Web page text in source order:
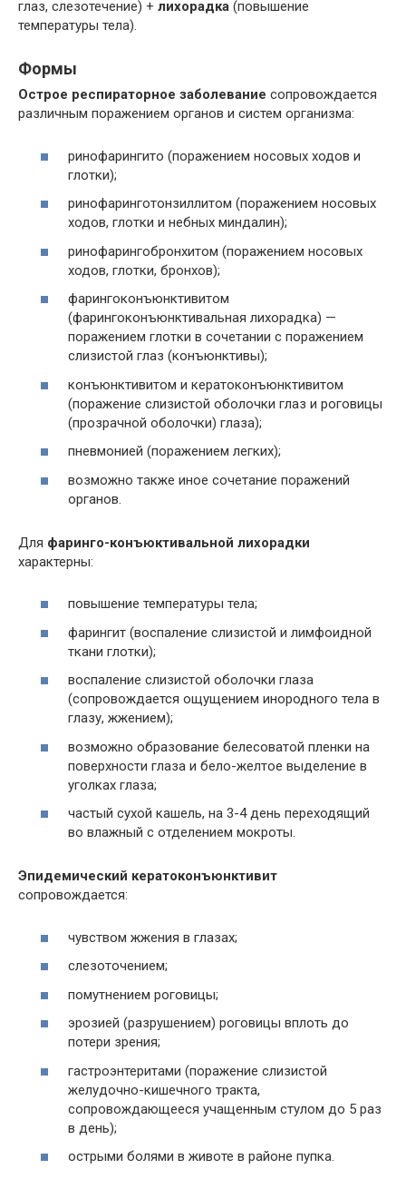
глаз, слезотечение) + лихорадка (повышение
температуры тела).
Формы
Острое респираторное заболевание сопровождается
различным поражением органов и систем организма:
ринофарингито (поражением носовых ходов и
глотки);
ринофаринготонзиллитом (поражением носовых
ходов, глотки и небных миндалин);
ринофарингобронхитом (поражением носовых
ходов, глотки, бронхов);
фарингоконъюнктивитом
(фарингоконъюнктивальная лихорадка) —
поражением глотки в сочетании с поражением
слизистой глаз (конъюнктивы);
конъюнктивитом и кератоконъюнктивитом
(поражение слизистой оболочки глаз и роговицы
(прозрачной оболочки) глаза);
пневмонией (поражением легких);
возможно также иное сочетание поражений
органов.
Для фаринго-конъюктивальной лихорадки
характерны:
повышение температуры тела;
фарингит (воспаление слизистой и лимфоидной
ткани глотки);
воспаление слизистой оболочки глаза
(сопровождается ощущением инородного тела в
глазу, жжением);
возможно образование белесоватой пленки на
поверхности глаза и бело-желтое выделение в
уголках глаза;
частый сухой кашель, на 3-4 день переходящий
во влажный с отделением мокроты.
Эпидемический кератоконъюнктивит
сопровождается:
чувством жжения в глазах;
слезоточением;
помутнением роговицы;
эрозией (разрушением) роговицы вплоть до
потери зрения;
гастроэнтеритами (поражение слизистой
желудочно-кишечного тракта,
сопровождающееся учащенным стулом до 5 раз
в день);
острыми болями в животе в районе пупка.